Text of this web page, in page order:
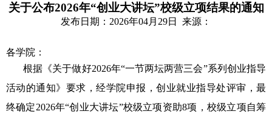
关于公布2026年“创业大讲坛”校级立项结果的通知
发布日期：2026年04月29日 来源：
各学院 ：
根据《关于做好2026年“一节两坛两营三会”系列创业指导
活动的通知》要求，经学院申报，创业就业指导处评审，最
终确定2026年“创业大讲坛”校级立项资助8项，校级立项自筹